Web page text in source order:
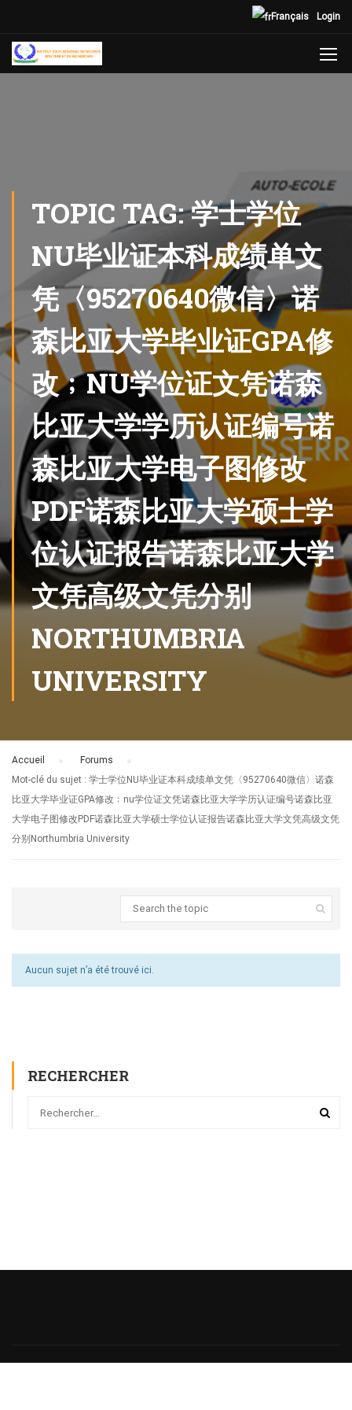
Login
Français
TOPIC TAG: 学士学位
NU毕业证本科成绩单文
凭〈95270640微信〉诺
森比亚大学毕业证GPA修
改﹔NU学位证文凭诺森
比亚大学学历认证编号诺
森比亚大学电子图修改
PDF诺森比亚大学硕士学
位认证报告诺森比亚大学
文凭高级文凭分别
NORTHUMBRIA
UNIVERSITY
Accueil Forums
Mot-clé du sujet : 学士学位NU毕业证本科成绩单文凭〈95270640微信〉诺森
比亚大学毕业证GPA修改﹔nu学位证文凭诺森比亚大学学历认证编号诺森比亚
大学电子图修改PDF诺森比亚大学硕士学位认证报告诺森比亚大学文凭高级文凭
分别Northumbria University
Aucun sujet n’a été trouvé ici.
RECHERCHER